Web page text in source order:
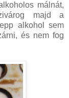
málnát,
majd a
alkohol sem
és nem fog